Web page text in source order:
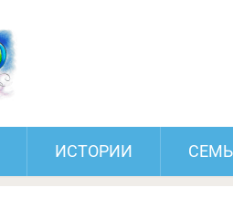
ИСТОРИИ